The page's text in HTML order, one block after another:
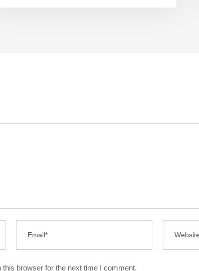
browser for the next time I comment.